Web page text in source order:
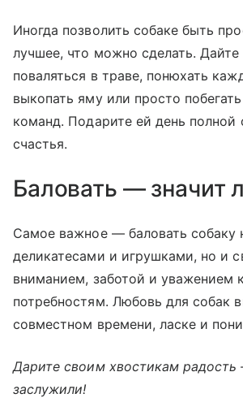
Иногда позволить собаке быть
лучшее, что можно сделать. Дайте
поваляться в траве, понюхать
выкопать яму или просто
команд. Подарите ей день полной
счастья.
Баловать — значит
Самое важное — баловать собаку
деликатесами и игрушками, но и
вниманием, заботой и уважением
потребностям. Любовь для собак
совместном времени, ласке и
Дарите своим хвостикам
заслужили!